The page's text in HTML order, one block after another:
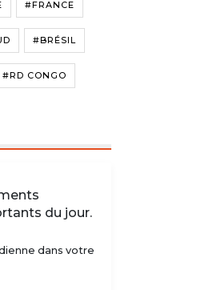
#FRANCE
#BRÉSIL
#RD CONGO
du jour.
dans votre